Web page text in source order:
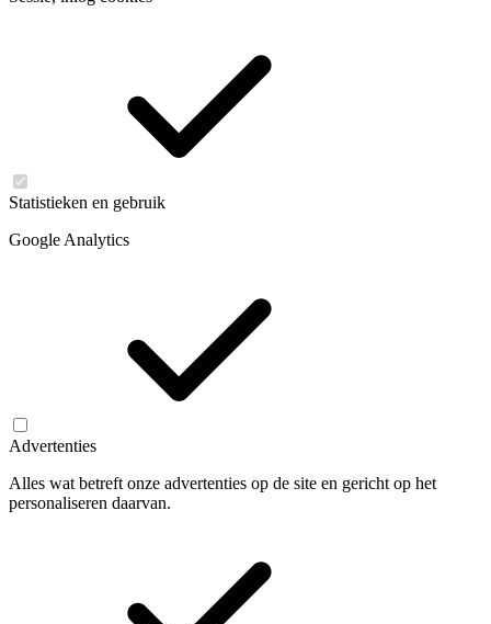
Statistieken en gebruik
Google Analytics
Advertenties
Alles wat betreft onze advertenties op de site en gericht op het
personaliseren daarvan.